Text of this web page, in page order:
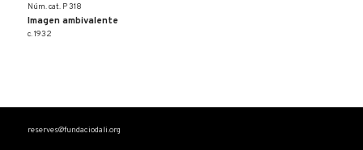
Núm. cat. P 318
Imagen ambivalente
c. 1932
reserves@fundaciodali.org